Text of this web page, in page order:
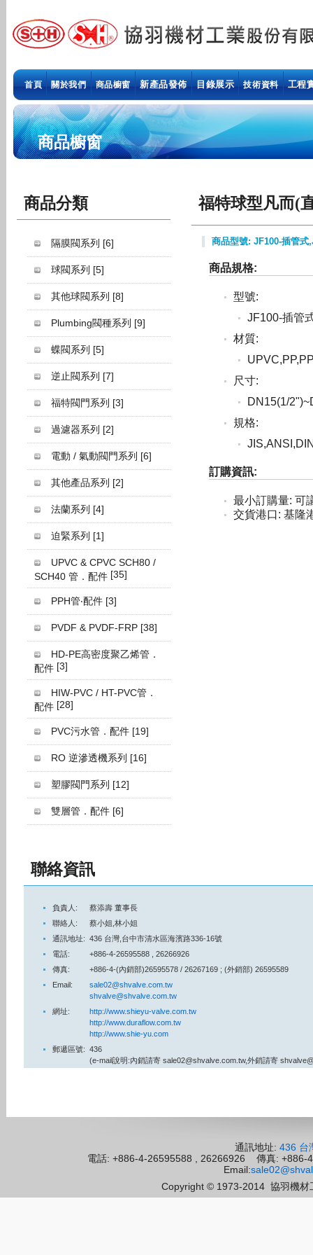
首頁 關於我們 商品櫥窗 新產品發佈 目錄展示 技術資料 工程
商品櫥窗
商品分類
隔膜閥系列 [6]
球閥系列 [5]
其他球閥系列 [8]
Plumbing閥種系列 [9]
蝶閥系列 [5]
逆止閥系列 [7]
福特閥門系列 [3]
過濾器系列 [2]
電動 / 氣動閥門系列 [6]
其他產品系列 [2]
法蘭系列 [4]
迫緊系列 [1]
UPVC & CPVC SCH80 /
SCH40 管．配件 [35]
PPH管‧配件 [3]
PVDF & PVDF-FRP [38]
HD-PE高密度聚乙烯管．
配件 [3]
HIW-PVC / HT-PVC管．
配件 [28]
PVC污水管．配件 [19]
RO 逆滲透機系列 [16]
塑膠閥門系列 [12]
雙層管．配件 [6]
福特球型凡而(
商品型號: JF100-插管式
商品規格:
型號:
JF100-插管
材質:
尺寸:
DN15(1/
規格:
訂購資訊:
最小訂購量: 可
交貨港口: 基隆
聯絡資訊
負責人:
蔡添壽 董事長
聯絡人:
蔡小姐,林小姐
通訊地址: 436 台灣,台中市清水區海濱路336-16號
電話:
+886-4-26595588 , 26266926
傳真:
+886-4-(內銷部)26595578 / 26267169 ; (外銷部)
Email:
sale02@shvalve.com.tw
shvalve@shvalve.com.tw
網址:
http://www.shieyu-valve.com.tw
http://www.duraflow.com.tw
http://www.shie-yu.com
郵遞區號: 436
(e-mail說明:內銷請寄 sale02@shvalve.com.tw,外銷請寄
通訊地址: 436 台
電話: +886-4-26595588 , 26266926 傳真:
Email:
Copyright © 1973-2014 協羽機材